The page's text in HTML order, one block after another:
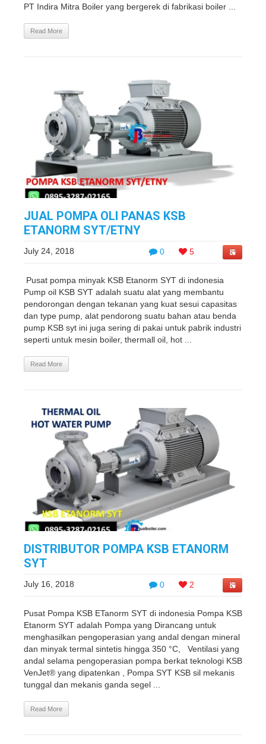
PT Indira Mitra Boiler yang bergerek di fabrikasi boiler ...
Read More
JUAL POMPA OLI PANAS KSB
ETANORM SYT/ETNY
0 5
July 24, 2018
Pusat pompa minyak KSB Etanorm SYT di indonesia
Pump oil KSB SYT adalah suatu alat yang membantu
pendorongan dengan tekanan yang kuat sesui capasitas
dan type pump, alat pendorong suatu bahan atau benda
pump KSB syt ini juga sering di pakai untuk pabrik industri
seperti untuk mesin boiler, thermall oil, hot ...
Read More
DISTRIBUTOR POMPA KSB ETANORM
SYT
0 2
July 16, 2018
Pusat Pompa KSB ETanorm SYT di indonesia Pompa KSB
Etanorm SYT adalah Pompa yang Dirancang untuk
menghasilkan pengoperasian yang andal dengan mineral
dan minyak termal sintetis hingga 350 °C, Ventilasi yang
andal selama pengoperasian pompa berkat teknologi KSB
VenJet® yang dipatenkan , Pompa SYT KSB sil mekanis
tunggal dan mekanis ganda segel ...
Read More